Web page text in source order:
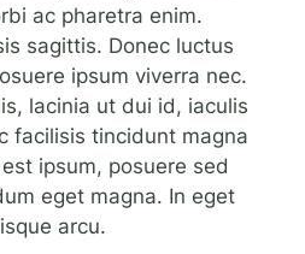
ac pharetra enim.
sagittis. Donec luctus
ipsum viverra nec.
lacinia ut dui id, iaculis
facilisis tincidunt magna
ipsum, posuere sed
eget magna. In eget
arcu.